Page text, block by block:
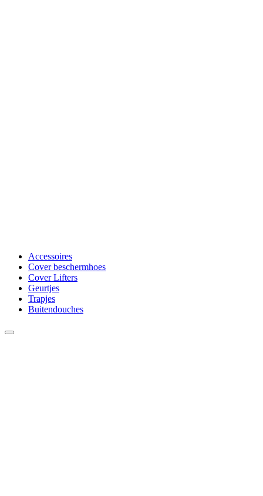
Accessoires
Cover beschermhoes
Cover Lifters
Geurtjes
Trapjes
Buitendouches